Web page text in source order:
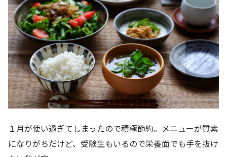
１月が使い過ぎてしまったので積極節約。メニューが質素
になりがちだけど、受験生もいるので栄養面でも手を抜け